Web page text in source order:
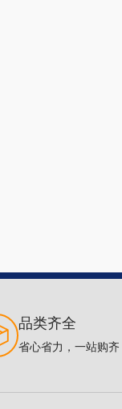
品类齐全
省心省力，一站购齐